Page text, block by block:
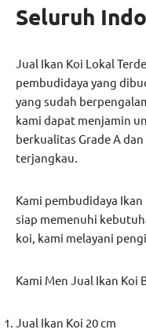
Seluruh
Jual Ikan Koi Lokal
pembudidaya yang
yang sudah
kami dapat menjamin
berkualitas Grade A
terjangkau.
Kami pembudidaya
siap memenuhi
koi, kami melayani
Kami Men Jual Ikan Koi
Jual Ikan Koi 20 cm